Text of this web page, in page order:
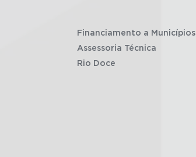
Financiamento a Municípios
Assessoria Técnica
Rio Doce